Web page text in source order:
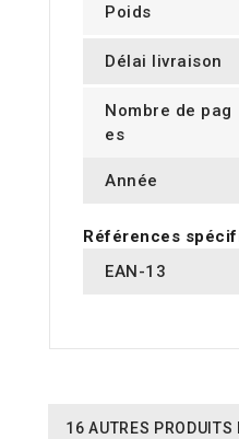
Poids
Délai livraison
Nombre de pag
es
Année
Références
EAN-13
16 AUTRES PRODUITS